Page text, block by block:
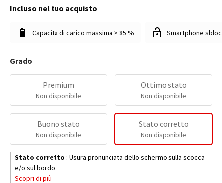
Incluso nel tuo acquisto
Capacità di carico massima > 85 % Smartphone
Grado
Premium
Non disponibile
Ottimo stato
Non disponibile
Buono stato
Non disponibile
Stato corretto
Non disponibile
Stato corretto : Usura pronunciata dello schermo sulla scocca
e/o sul bordo
Scopri di più